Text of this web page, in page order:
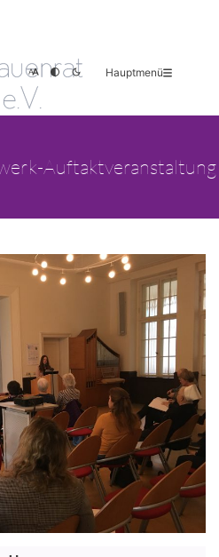
Hauptmenü
Auftaktveranstaltung